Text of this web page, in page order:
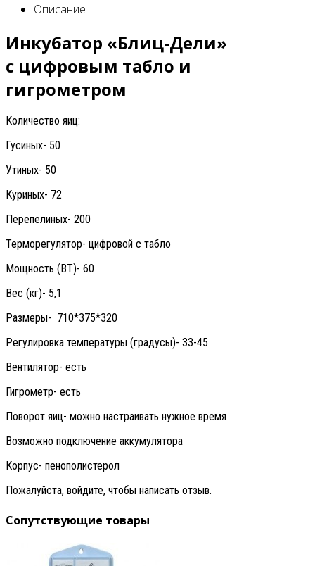
Описание
Инкубатор «Блиц-Дели»
с цифровым табло и
гигрометром
Количество яиц:
Гусиных- 50
Утиных- 50
Куриных- 72
Перепелиных- 200
Терморегулятор- цифровой с табло
Мощность (ВТ)- 60
Вес (кг)- 5,1
Размеры- 710*375*320
Регулировка температуры (градусы)- 33-45
Вентилятор- есть
Гигрометр- есть
Поворот яиц- можно настраивать нужное время
Возможно подключение аккумулятора
Корпус- пенополистерол
Пожалуйста, войдите, чтобы написать отзыв.
Сопутствующие товары